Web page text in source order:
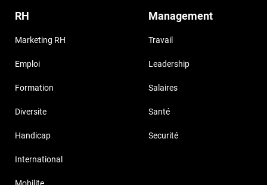
RH
Marketing RH
Emploi
Formation
Diversite
Handicap
International
Mobilite
Management
Travail
Leadership
Salaires
Santé
Securité